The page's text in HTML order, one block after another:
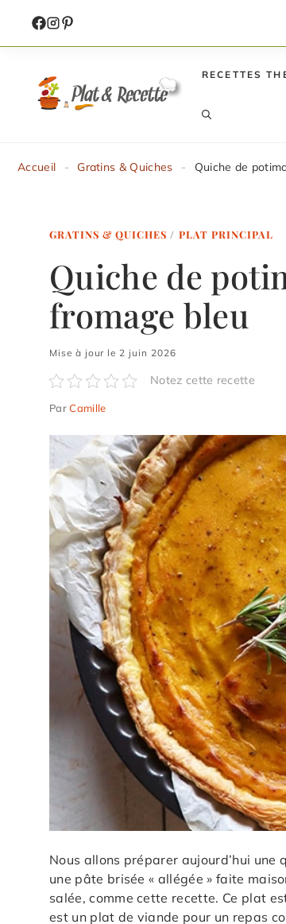
contenu
RECETTES
Accueil - Gratins & Quiches - Quiche de
GRATINS & QUICHES / PLAT PRINCIPAL
Quiche de
fromage bleu
Mise à jour le 2 juin 2026
Notez cette recette
ParCamille
Nous allons préparer aujourd’hui
une pâte brisée « allégée » faite
salée, comme cette recette. Ce plat
est un plat de viande pour un repas